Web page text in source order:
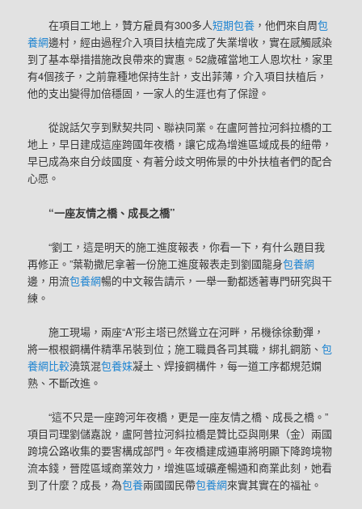
在項目工地上，贊方雇員有300多人短期包養 ，他們來自周包
養網邊村，經由過程介入項目扶植完成了失業增收，實在感觸感染
到了基本舉措措施改良帶來的實惠。52歲確當地工人恩坎杜，家里
有4個孩子，之前靠種地保持生計，支出菲薄，介入項目扶植后，
他的支出變得加倍穩固，一家人的生涯也有了保證。
從說話欠亨到默契共同、聯袂同業。在盧阿普拉河斜拉橋的工
地上，早日建成這座跨國年夜橋，讓它成為增進區域成長的紐帶，
早已成為來自分歧國度、有著分歧文明佈景的中外扶植者們的配合
心愿。
“一座友情之橋、成長之橋”
“劉工，這是明天的施工進度報表，你看一下，有什么題目我
再修正。”葉勒撒尼拿著一份施工進度報表走到劉國龍身包養網
邊，用流包養網暢的中文報告請示，一舉一動都透著專門研究與干
練。
施工現場，兩座“A”形主塔已然聳立在河畔，吊機徐徐動彈，
將一根根鋼構件精準吊裝到位；施工職員各司其職，綁扎鋼筋、包
養網比較澆筑混包養妹凝土、焊接鋼構件，每一道工序都規范嫻
熟、不斷改進。
“這不只是一座跨河年夜橋，更是一座友情之橋、成長之橋。”
項目司理劉儲嘉說，盧阿普拉河斜拉橋是贊比亞與剛果（金）兩國
跨境公路收集的要害構成部門。年夜橋建成通車將明顯下降跨境物
流本錢，晉陞區域商業效力，增進區域礦產暢通和商業此刻，她看
到了什麼？成長，為包養兩國國民帶包養網來實其實在的福祉。